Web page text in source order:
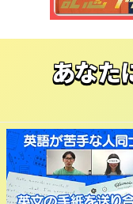
あなた